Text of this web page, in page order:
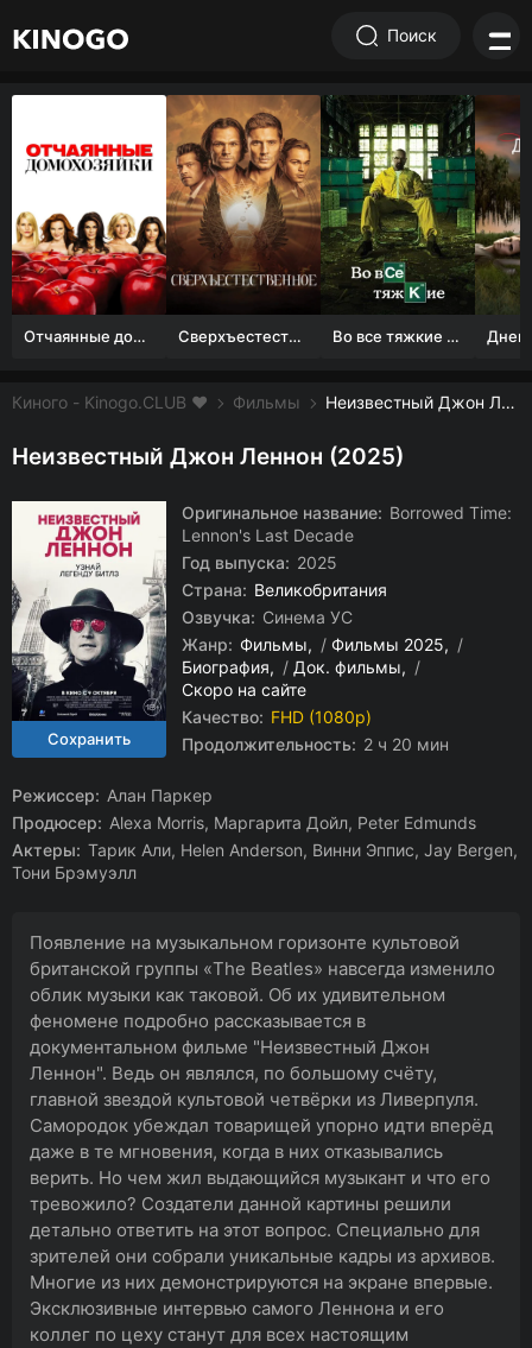
Поиск
Отчаянные домохозяйки (1 сезон) Сверхъестественное Во все тяжкие 1-5 сезон
Киного - Kinogo.CLUB ❤️ Фильмы Неизвестный Джон Леннон смотреть онлайн бесплатно
Неизвестный Джон Леннон (2025)
Оригинальное название: Borrowed Time:
Lennon's Last Decade
Год выпуска: 2025
Страна: Великобритания
Озвучка: Синема УС
Жанр: Фильмы / Фильмы 2025
/
Биография
/ Док. фильмы
/
Скоро на сайте
Качество: FHD (1080p)
Продолжительность: 2 ч 20 мин
Режиссер: Алан Паркер
Продюсер: Alexa Morris, Маргарита Дойл, Peter Edmunds
Актеры: Тарик Али, Helen Anderson, Винни Эппис, Jay Bergen,
Тони Брэмуэлл
Появление на музыкальном горизонте культовой
британской группы «The Beatles» навсегда изменило
облик музыки как таковой. Об их удивительном
феномене подробно рассказывается в
документальном фильме "Неизвестный Джон
Леннон". Ведь он являлся, по большому счёту,
главной звездой культовой четвёрки из Ливерпуля.
Самородок убеждал товарищей упорно идти вперёд
даже в те мгновения, когда в них отказывались
верить. Но чем жил выдающийся музыкант и что его
тревожило? Создатели данной картины решили
детально ответить на этот вопрос. Специально для
зрителей они собрали уникальные кадры из архивов.
Многие из них демонстрируются на экране впервые.
Эксклюзивные интервью самого Леннона и его
коллег по цеху станут для всех настоящим